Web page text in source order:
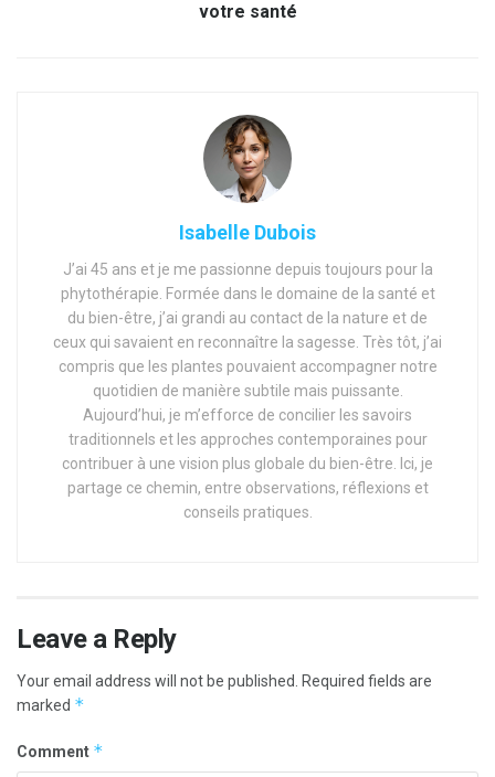
votre santé
Isabelle Dubois
J’ai 45 ans et je me passionne depuis toujours pour la
phytothérapie. Formée dans le domaine de la santé et
du bien-être, j’ai grandi au contact de la nature et de
ceux qui savaient en reconnaître la sagesse. Très tôt, j’ai
compris que les plantes pouvaient accompagner notre
quotidien de manière subtile mais puissante.
Aujourd’hui, je m’efforce de concilier les savoirs
traditionnels et les approches contemporaines pour
contribuer à une vision plus globale du bien-être. Ici, je
partage ce chemin, entre observations, réflexions et
conseils pratiques.
Leave a Reply
Your email address will not be published. Required fields are
marked *
Comment *